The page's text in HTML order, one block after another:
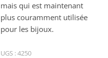
mais qui est maintenant
plus couramment utilisée
pour les bijoux.
UGS :4250